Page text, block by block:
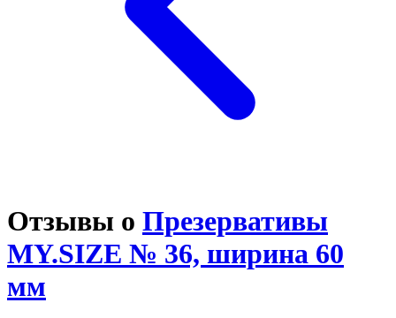
Отзывы о Презервативы
MY.SIZE № 36, ширина 60
мм